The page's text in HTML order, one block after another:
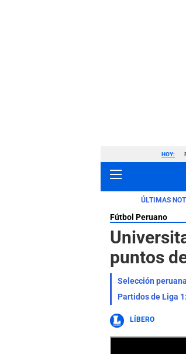
HOY:
ÚLTIMAS
Fútbol Peruano
puntos
Selección
Partidos de Liga
LÍBERO